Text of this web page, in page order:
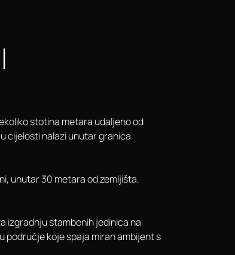
stotina metara udaljeno od
cijelosti nalazi unutar granica
unutar 30 metara od zemljišta.
izgradnju stambenih jedinica na
područje koje spaja miran ambijent s